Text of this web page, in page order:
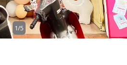
1/5